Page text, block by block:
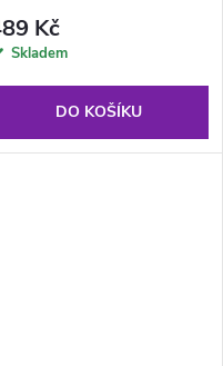
Kč
Skladem
DO KOŠÍKU